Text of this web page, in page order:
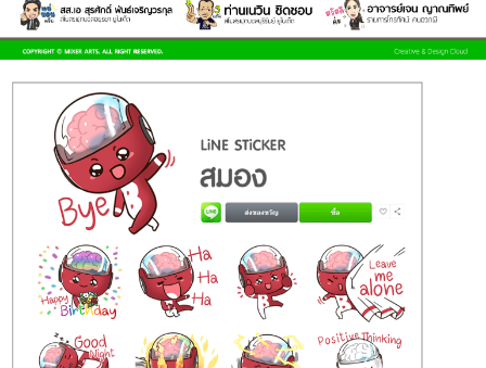
ติดต่อสั่งทำ
บทความ